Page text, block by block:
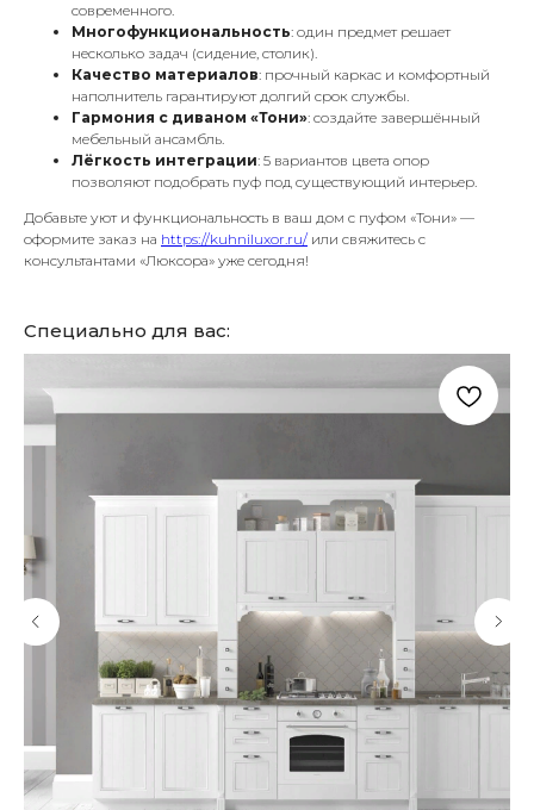
современного.
Многофункциональность: один предмет решает
несколько задач (сидение, столик).
Качество материалов: прочный каркас и комфортный
наполнитель гарантируют долгий срок службы.
Гармония с диваном «Тони»: создайте завершённый
мебельный ансамбль.
Лёгкость интеграции: 5 вариантов цвета опор
позволяют подобрать пуф под существующий интерьер.
Добавьте уют и функциональность в ваш дом с пуфом «Тони» —
оформите заказ на https://kuhniluxor.ru/ или свяжитесь с
консультантами «Люксора» уже сегодня!
Специально для вас: